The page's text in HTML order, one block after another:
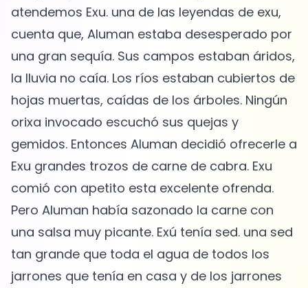
atendemos Exu. una de las leyendas de exu,
cuenta que, Aluman estaba desesperado por
una gran sequía. Sus campos estaban áridos,
la lluvia no caía. Los ríos estaban cubiertos de
hojas muertas, caídas de los árboles. Ningún
orixa invocado escuchó sus quejas y
gemidos. Entonces Aluman decidió ofrecerle a
Exu grandes trozos de carne de cabra. Exu
comió con apetito esta excelente ofrenda.
Pero Aluman había sazonado la carne con
una salsa muy picante. Exú tenía sed. una sed
tan grande que toda el agua de todos los
jarrones que tenía en casa y de los jarrones